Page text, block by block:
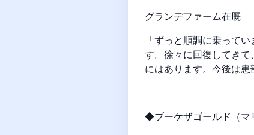
グランデファーム在厩
「ずっと順調に乗って
す。徐々に回復してき
にはあります。今後は患
◆ブーケザゴールド（マ